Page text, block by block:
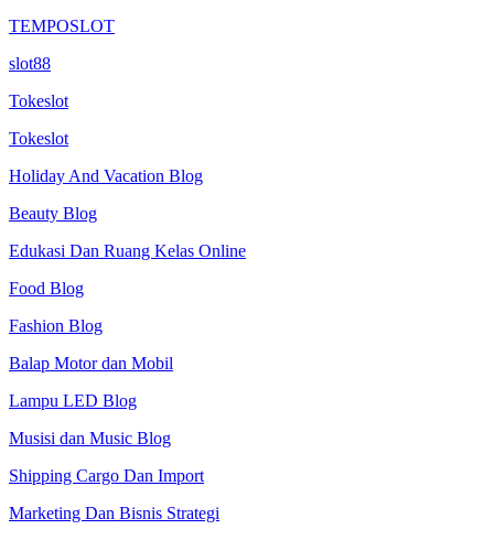
TEMPOSLOT
slot88
Tokeslot
Tokeslot
Holiday And Vacation Blog
Beauty Blog
Edukasi Dan Ruang Kelas Online
Food Blog
Fashion Blog
Balap Motor dan Mobil
Lampu LED Blog
Musisi dan Music Blog
Shipping Cargo Dan Import
Marketing Dan Bisnis Strategi